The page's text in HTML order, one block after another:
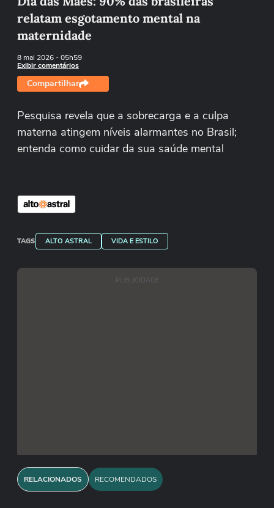
relatam esgotamento mental na
maternidade
8 mai 2026- 05h59
Exibir comentários
Compartilhar
Pesquisa revela que a sobrecarga e a culpa
materna atingem níveis alarmantes no Brasil;
entenda como cuidar da sua saúde mental
TAGS ALTO ASTRAL VIDA E ESTILO
PUBLICIDADE
RELACIONADOS RECOMENDADOS